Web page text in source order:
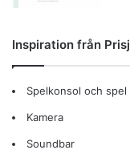
Inspiration från
Spelkonsol och spel
Kamera
Soundbar